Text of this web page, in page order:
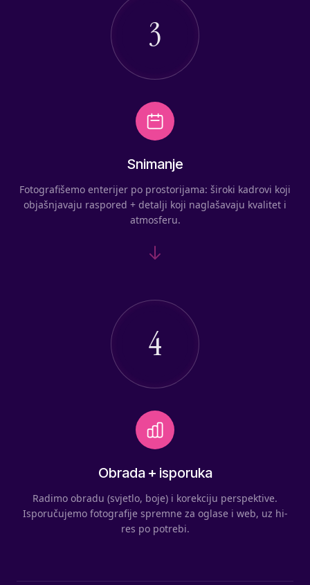
3
Snimanje
Fotografišemo enterijer po prostorijama: široki kadrovi koji
objašnjavaju raspored + detalji koji naglašavaju kvalitet i
atmosferu.
4
Obrada + isporuka
Radimo obradu (svjetlo, boje) i korekciju perspektive.
Isporučujemo fotografije spremne za oglase i web, uz hi-
res po potrebi.